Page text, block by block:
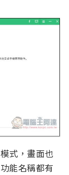
式，畫面也
能名稱都有